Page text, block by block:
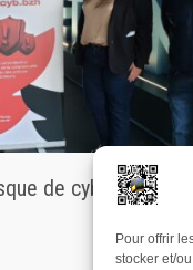
Pour offrir
stocker et/
de cyberattaques